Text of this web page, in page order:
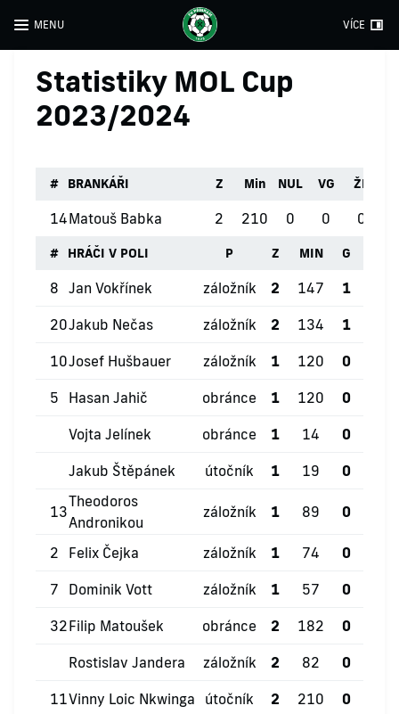
MENU VÍCE
Statistiky MOL Cup
2023/2024
# BRANKÁŘI Z Min NUL VG ŽK
14Matouš Babka 2 210 0 0 0
# HRÁČI V POLI P Z MIN G
8 Jan Vokřínek záložník 2 147 1
20Jakub Nečas záložník 2 134 1
10Josef Hušbauer záložník 1 120 0
5 Hasan Jahič obránce 1 120 0
Vojta Jelínek obránce 1 14 0
Jakub Štěpánek útočník 1 19 0
13
Theodoros
Andronikou
záložník 1 89 0
2 Felix Čejka záložník 1 74 0
7 Dominik Vott záložník 1 57 0
32Filip Matoušek obránce 2 182 0
Rostislav Jandera záložník 2 82 0
11Vinny Loic Nkwinga útočník 2 210 0